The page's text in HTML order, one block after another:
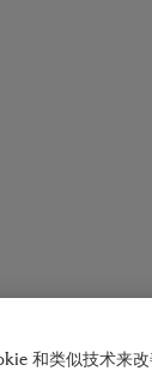
和类似技术来